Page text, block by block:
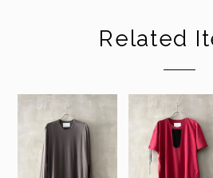
Related